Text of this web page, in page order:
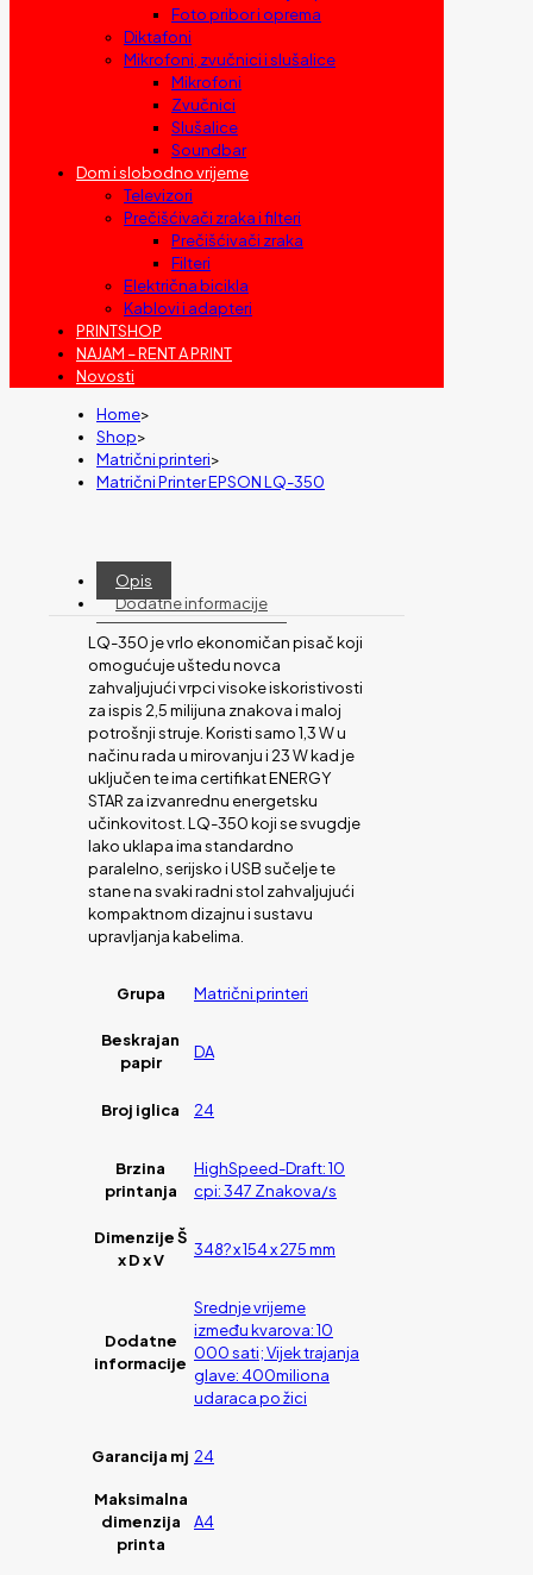
Foto pribor i oprema
Diktafoni
Mikrofoni, zvučnici i slušalice
Mikrofoni
Zvučnici
Slušalice
Soundbar
Dom i slobodno vrijeme
Televizori
Prečišćivači zraka i filteri
Prečišćivači zraka
Filteri
Električna bicikla
Kablovi i adapteri
PRINTSHOP
NAJAM – RENT A PRINT
Novosti
Home>
Shop>
Matrični printeri>
Matrični Printer EPSON LQ-350
Opis
Dodatne informacije
LQ-350 je vrlo ekonomičan pisač koji
omogućuje uštedu novca
zahvaljujući vrpci visoke iskoristivosti
za ispis 2,5 milijuna znakova i maloj
potrošnji struje. Koristi samo 1,3 W u
načinu rada u mirovanju i 23 W kad je
uključen te ima certifikat ENERGY
STAR za izvanrednu energetsku
učinkovitost. LQ-350 koji se svugdje
lako uklapa ima standardno
paralelno, serijsko i USB sučelje te
stane na svaki radni stol zahvaljujući
kompaktnom dizajnu i sustavu
upravljanja kabelima.
Grupa Matrični printeri
Beskrajan
papir
DA
Broj iglica 24
Brzina
printanja
HighSpeed-Draft: 10
cpi: 347 Znakova/s
Dimenzije Š
x D x V
348? x 154 x 275 mm
Dodatne
informacije
Srednje vrijeme
između kvarova: 10
000 sati; Vijek trajanja
glave: 400miliona
udaraca po žici
Garancija mj 24
Maksimalna
dimenzija
printa
A4